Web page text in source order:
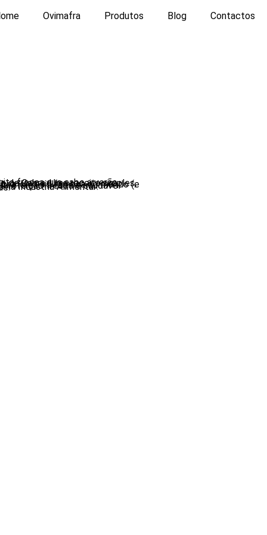
Ovimafra Produtos Blog Contactos
fresca que sabe a verão.